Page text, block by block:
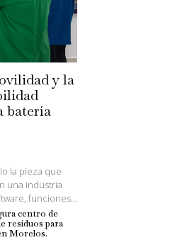
y la
batería
la pieza que
una industria
funciones...
centro de
residuos para
Morelos.